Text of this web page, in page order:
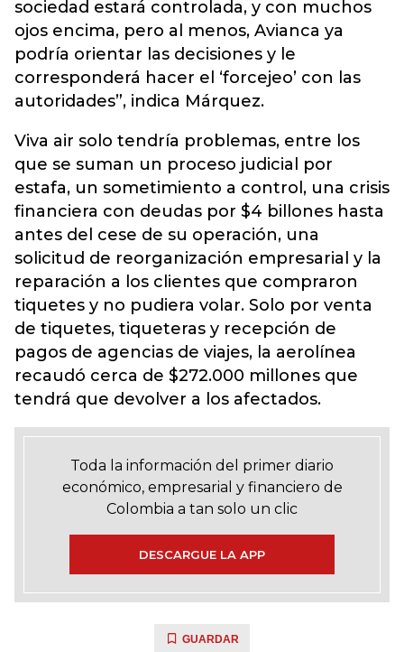
sociedad estará controlada, y con muchos
ojos encima, pero al menos, Avianca ya
podría orientar las decisiones y le
corresponderá hacer el ‘forcejeo’ con las
autoridades”, indica Márquez.
Viva air solo tendría problemas, entre los
que se suman un proceso judicial por
estafa, un sometimiento a control, una crisis
financiera con deudas por $4 billones hasta
antes del cese de su operación, una
solicitud de reorganización empresarial y la
reparación a los clientes que compraron
tiquetes y no pudiera volar. Solo por venta
de tiquetes, tiqueteras y recepción de
pagos de agencias de viajes, la aerolínea
recaudó cerca de $272.000 millones que
tendrá que devolver a los afectados.
Toda la información del primer diario
económico, empresarial y financiero de
Colombia a tan solo un clic
DESCARGUE LA APP
GUARDAR